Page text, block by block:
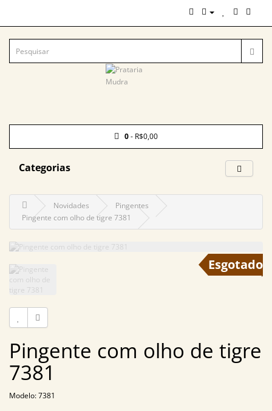
0- R$0,00
Categorias
Novidades
Pingentes
Pingente com olho de tigre 7381
Pingente com olho de tigre
7381
Modelo: 7381